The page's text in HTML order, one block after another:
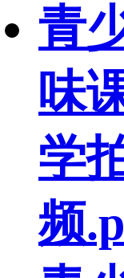
青
味
学
频